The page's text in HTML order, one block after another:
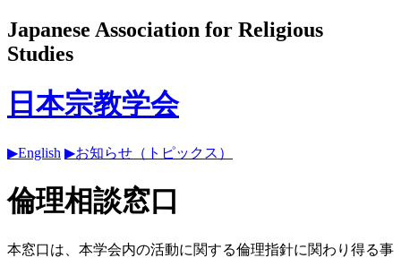
Japanese Association for Religious
Studies
日本宗教学会
▶English ▶お知らせ（トピックス）
倫理相談窓口
本窓口は、本学会内の活動に関する倫理指針に関わり得る事